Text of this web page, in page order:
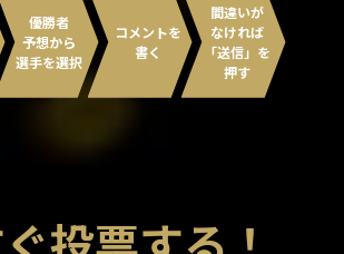
優勝者
予想から
選手を選択
コメントを
書く
間違いが
なければ
「送信」を
押す